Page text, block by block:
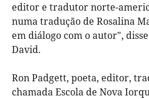
editor e tradutor norte-
numa tradução de Rosalina
em diálogo com o autor",
David.
Ron Padgett, poeta, editor,
chamada Escola de Nova